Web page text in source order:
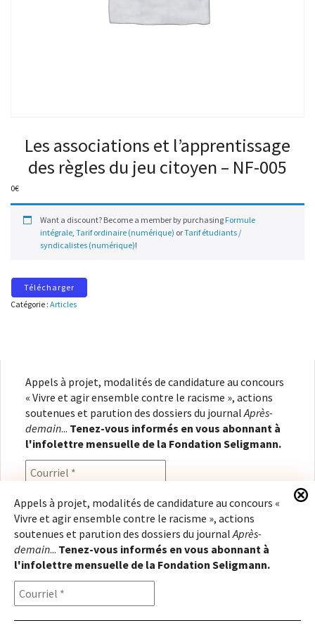
Les associations et l’apprentissage
des règles du jeu citoyen – NF-005
0€
Want a discount? Become a member by purchasing Formule
intégrale, Tarif ordinaire (numérique) orTarif étudiants /
syndicalistes (numérique)!
Télécharger
Catégorie : Articles
Appels à projet, modalités de candidature au concours
« Vivre et agir ensemble contre le racisme », actions
soutenues et parution des dossiers du journal Après-
demain... Tenez-vous informés en vous abonnant à
l'infolettre mensuelle de la Fondation Seligmann.
En renseignant votre adresse électronique, vous
consentez à recevoir l'infolettre de la Fondation
Seligmann, conformément à notrepolitique de
confidentialité. Il vous sera possible de vous
désabonner à tout moment.
Appels à projet, modalités de candidature au concours «
Vivre et agir ensemble contre le racisme », actions
soutenues et parution des dossiers du journalAprès-
demain... Tenez-vous informés en vous abonnant à
l'infolettre mensuelle de la Fondation Seligmann.